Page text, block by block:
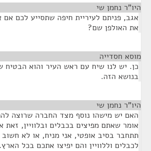
היו"ר נחמן שי
אגב, פניתם לעיריית חיפה שתסייע לכם
את האולפן שם?
מוסא חסדייה
כן. יש לנו שיח עם ראש העיר והוא הבטיח
בנושא הזה.
היו"ר נחמן שי
האם יש מישהו נוסף מצד החברה שרוצה
אומר שאתם מפיצים בכבלים ובלוויין, זאת
תתחבר בסיב אופטי, אני מניח, או לא חשוב
לכבלים וללוויין והם יפיצו אתכם בכל